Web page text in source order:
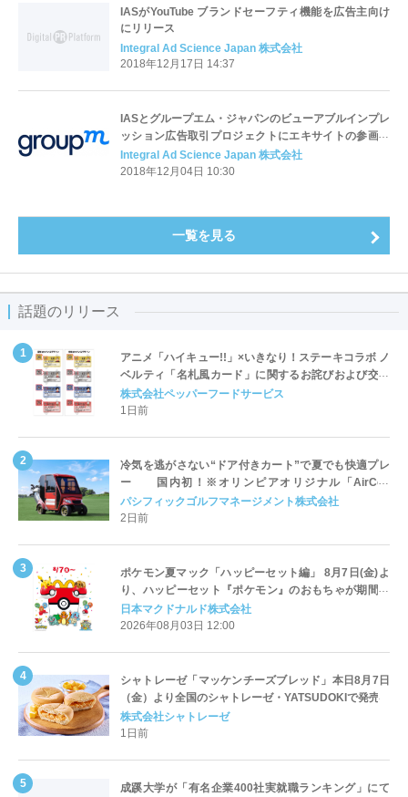
IASがYouTube ブランドセーフティ機能を広告主向け
にリリース
Integral Ad Science Japan 株式会社
2018年12月17日 14:37
IASとグループエム・ジャパンのビューアブルインプレ
ッション広告取引プロジェクトにエキサイトの参画が
正式決定
Integral Ad Science Japan 株式会社
2018年12月04日 10:30
一覧を見る
話題のリリース
アニメ「ハイキュー!!」×いきなり！ステーキコラボ ノ
ベルティ「名札風カード」に関するお詫びおよび交換
対応についてのご案内
株式会社ペッパーフードサービス
1日前
冷気を逃がさない“ドア付きカート”で夏でも快適プレ
ー 国内初！※オリンピアオリジナル「AirCon
Cart（エアコンカート）」導入 | ＰＧＭ
パシフィックゴルフマネージメント株式会社
2日前
ポケモン夏マック「ハッピーセット編」 8月7日(金)よ
り、ハッピーセット『ポケモン』のおもちゃが期間限
定登場
日本マクドナルド株式会社
2026年08月03日 12:00
シャトレーゼ「マッケンチーズブレッド」本日8月7日
（金）より全国のシャトレーゼ・YATSUDOKIで発売
株式会社シャトレーゼ
1日前
成蹊大学が「有名企業400社実就職ランキング」にて